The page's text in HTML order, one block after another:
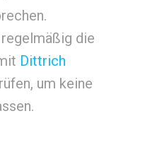
die
Dittrich
um keine